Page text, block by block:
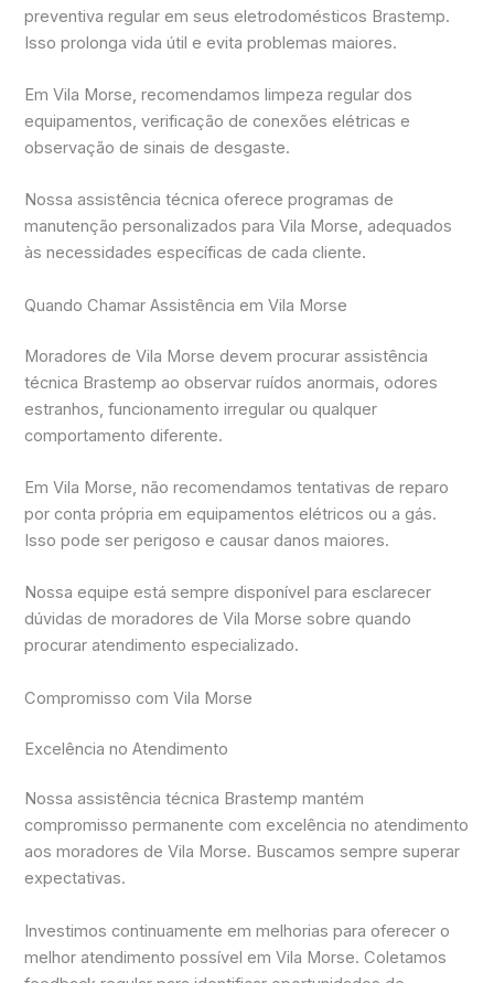
preventiva regular em seus eletrodomésticos Brastemp.
Isso prolonga vida útil e evita problemas maiores.
Em Vila Morse, recomendamos limpeza regular dos
equipamentos, verificação de conexões elétricas e
observação de sinais de desgaste.
Nossa assistência técnica oferece programas de
manutenção personalizados para Vila Morse, adequados
às necessidades específicas de cada cliente.
Quando Chamar Assistência em Vila Morse
Moradores de Vila Morse devem procurar assistência
técnica Brastemp ao observar ruídos anormais, odores
estranhos, funcionamento irregular ou qualquer
comportamento diferente.
Em Vila Morse, não recomendamos tentativas de reparo
por conta própria em equipamentos elétricos ou a gás.
Isso pode ser perigoso e causar danos maiores.
Nossa equipe está sempre disponível para esclarecer
dúvidas de moradores de Vila Morse sobre quando
procurar atendimento especializado.
Compromisso com Vila Morse
Excelência no Atendimento
Nossa assistência técnica Brastemp mantém
compromisso permanente com excelência no atendimento
aos moradores de Vila Morse. Buscamos sempre superar
expectativas.
Investimos continuamente em melhorias para oferecer o
melhor atendimento possível em Vila Morse. Coletamos